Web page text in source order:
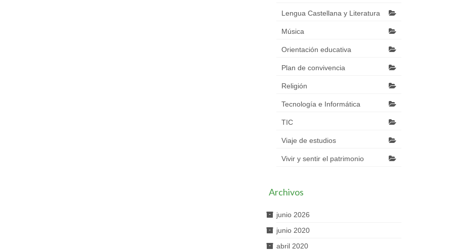
Lengua Castellana y Literatura
Música
Orientación educativa
Plan de convivencia
Religión
Tecnología e Informática
TIC
Viaje de estudios
Vivir y sentir el patrimonio
Archivos
junio 2026
junio 2020
abril 2020